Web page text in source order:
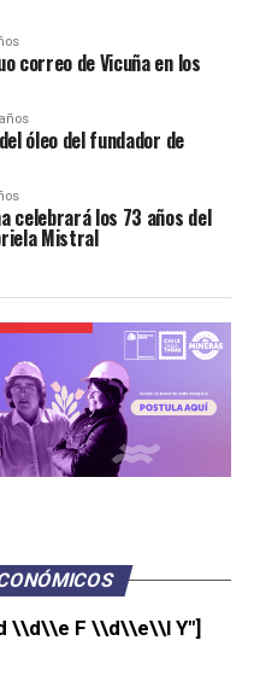
correo de Vicuña en los
óleo del fundador de
celebrará los 73 años del
Mistral
\\d\\e F \\d\\e\\l Y"]